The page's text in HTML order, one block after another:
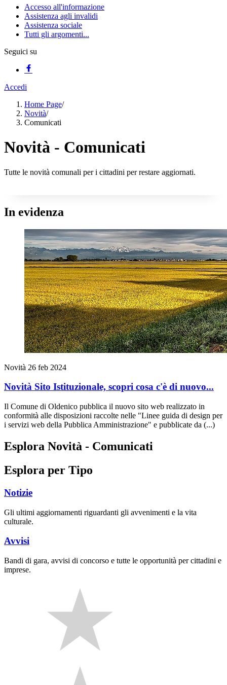
Accesso all'informazione
Assistenza agli invalidi
Assistenza sociale
Tutti gli argomenti...
Seguici su
Accedi
Home Page/
Novità/
Comunicati
Novità - Comunicati
Tutte le novità comunali per i cittadini per restare aggiornati.
In evidenza
Novità 26 feb 2024
Novità Sito Istituzionale, scopri cosa c'è di nuovo...
Il Comune di Oldenico pubblica il nuovo sito web realizzato in
conformità alle disposizioni raccolte nelle "Linee guida di design per
i servizi web della Pubblica Amministrazione" e pubblicate da (...)
Esplora Novità - Comunicati
Esplora per Tipo
Notizie
Gli ultimi aggiornamenti riguardanti gli avvenimenti e la vita
culturale.
Avvisi
Bandi di gara, avvisi di concorso e tutte le opportunità per cittadini e
imprese.